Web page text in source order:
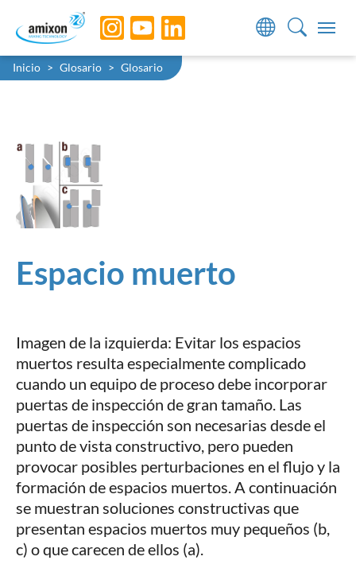
Skip to main navigation
Skip to main content
Skip to page footer
You are here:
Inicio Glosario Glosario
Espacio muerto
Imagen de la izquierda: Evitar los espacios
muertos resulta especialmente complicado
cuando un equipo de proceso debe incorporar
puertas de inspección de gran tamaño. Las
puertas de inspección son necesarias desde el
punto de vista constructivo, pero pueden
provocar posibles perturbaciones en el flujo y la
formación de espacios muertos. A continuación
se muestran soluciones constructivas que
presentan espacios muertos muy pequeños (b,
c) o que carecen de ellos (a).